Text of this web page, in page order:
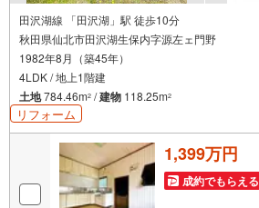
田沢湖線 「田沢湖」駅 徒歩10分
秋田県仙北市田沢湖生保内字源左ェ門野
1982年8月（築45年）
4LDK / 地上1階建
土地784.46m2 /建物 118.25m2
リフォーム
1,399万円
成約でもらえる